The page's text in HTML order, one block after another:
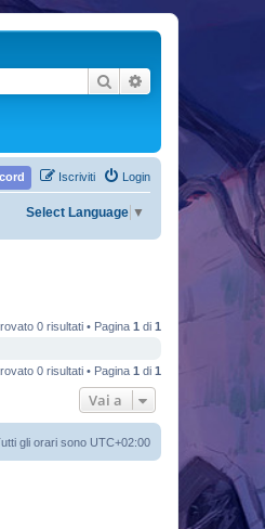
Cerca
Login
Iscriviti
Select Language ▼
0 risultati • Pagina 1 di 1
0 risultati • Pagina 1 di 1
Vai a
gli orari sono UTC+02:00